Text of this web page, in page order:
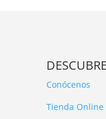
Conócenos
Tienda Online